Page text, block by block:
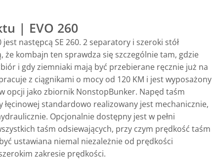
| EVO 260
jest następcą SE 260. 2 separatory i szeroki stół
że kombajn ten sprawdza się szczególnie tam, gdzie
i gdy ziemniaki mają być przebierane ręcznie już na
z ciągnikami o mocy od 120 KM i jest wyposażony
opcji jako zbiornik NonstopBunker. Napęd taśm
łęcinowej standardowo realizowany jest mechanicznie,
Opcjonalnie dostępny jest w pełni
taśm odsiewających, przy czym prędkość taśm
ustawiana niemal niezależnie od prędkości
zakresie prędkości.